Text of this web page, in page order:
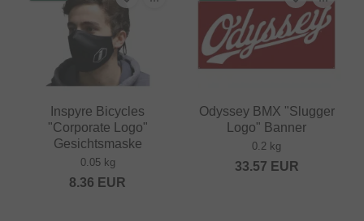
Inspyre Bicycles
"Corporate Logo"
Gesichtsmaske
0.05 kg
8.36 EUR
Odyssey BMX "Slugger
Logo" Banner
0.2 kg
33.57 EUR